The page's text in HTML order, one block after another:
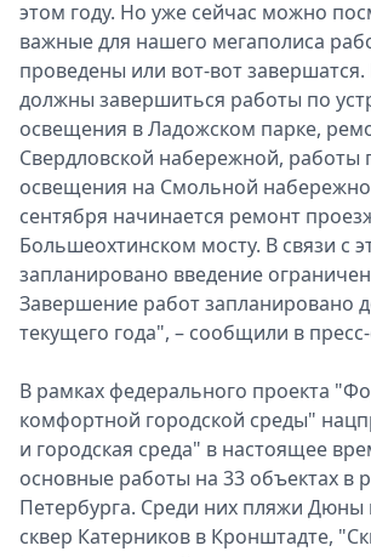
этом году. Но уже сейчас можно
важные для нашего мегаполиса
проведены или вот-вот
должны завершиться работы по
освещения в Ладожском парке,
Свердловской набережной, работы
освещения на Смольной
сентября начинается ремонт
Большеохтинском мосту. В связи с
запланировано введение
Завершение работ запланировано
текущего года", – сообщили в
В рамках федерального проекта
комфортной городской среды"
и городская среда" в настоящее
основные работы на 33 объектах в
Петербурга. Среди них пляжи Дюны
сквер Катерников в Кронштадте,